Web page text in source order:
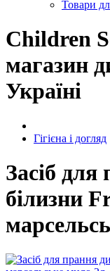
Товари
Children
магазин
Україні
Гігієна і догляд
Засіб для
білизни